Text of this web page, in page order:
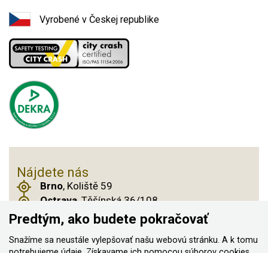
Vyrobené v Českej republike
Nájdete nás
Brno, Koliště 59
Ostrava, Těšínská 36/108
Praha 14, Českobrodská 901
Predtým, ako budete pokračovať
Snažíme sa neustále vylepšovať našu webovú stránku. A k tomu